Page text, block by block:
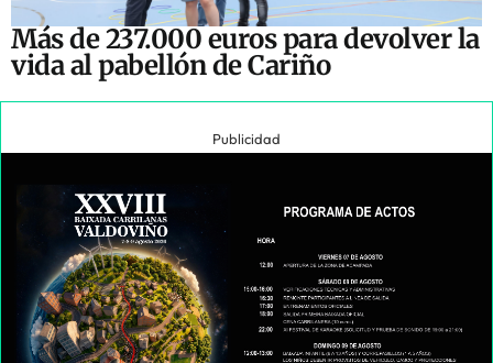
Más de 237.000 euros para devolver la
vida al pabellón de Cariño
Publicidad